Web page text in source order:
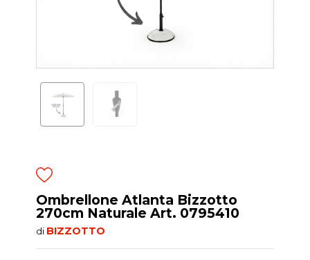
Ombrellone Atlanta Bizzotto
270cm Naturale Art. 0795410
di BIZZOTTO